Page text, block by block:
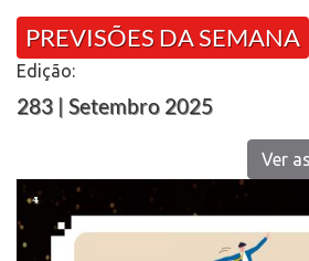
PREVISÕES DA SEMANA
Edição:
283 | Setembro 2025
Ver